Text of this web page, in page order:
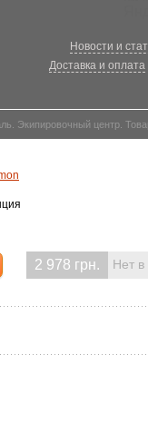
Новости и
Доставка и оплата
Экипировочный центр.
2 978 грн. Нет в